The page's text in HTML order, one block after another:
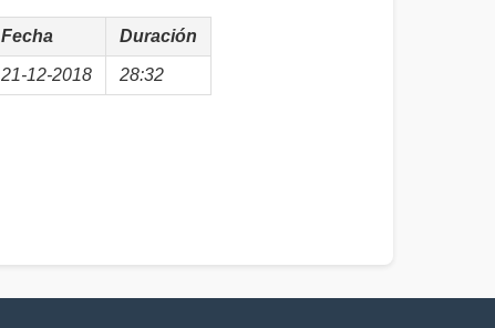
Fecha Duración
21-12-2018 28:32